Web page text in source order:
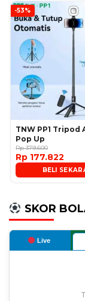
-53%
TNW PP1
Pop Up
Rp 379.600
Rp 177.822
BELI
SKOR
Live